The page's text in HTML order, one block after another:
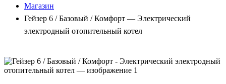
Магазин
Гейзер 6 / Базовый / Комфорт — Электрический
электродный отопительный котел